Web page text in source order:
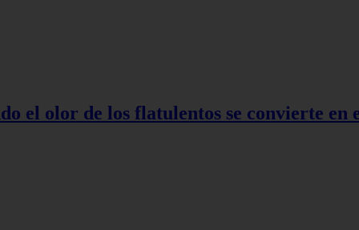
el olor de los flatulentos se convierte en